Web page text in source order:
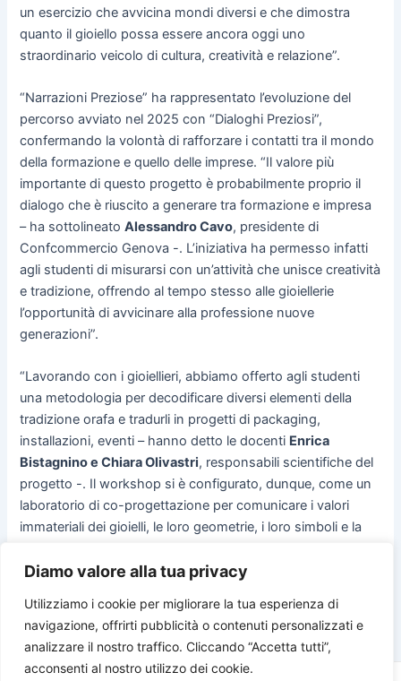
Diamo valore alla tua privacy
Utilizziamo i cookie per migliorare la tua esperienza di
navigazione, offrirti pubblicità o contenuti personalizzati e
analizzare il nostro traffico. Cliccando “Accetta tutti”,
acconsenti al nostro utilizzo dei cookie.
un esercizio che avvicina mondi diversi e che dimostra
quanto il gioiello possa essere ancora oggi uno
straordinario veicolo di cultura, creatività e relazione”.
“Narrazioni Preziose” ha rappresentato l’evoluzione del
percorso avviato nel 2025 con “Dialoghi Preziosi”,
confermando la volontà di rafforzare i contatti tra il mondo
della formazione e quello delle imprese. “Il valore più
importante di questo progetto è probabilmente proprio il
dialogo che è riuscito a generare tra formazione e impresa
– ha sottolineatoAlessandro Cavo, presidente di
Confcommercio Genova -. L’iniziativa ha permesso infatti
agli studenti di misurarsi con un’attività che unisce creatività
e tradizione, offrendo al tempo stesso alle gioiellerie
l’opportunità di avvicinare alla professione nuove
generazioni”.
“Lavorando con i gioiellieri, abbiamo offerto agli studenti
una metodologia per decodificare diversi elementi della
tradizione orafa e tradurli in progetti di packaging,
installazioni, eventi – hanno detto le docenti Enrica
Bistagnino e Chiara Olivastri, responsabili scientifiche del
progetto -. Il workshop si è configurato, dunque, come un
laboratorio di co-progettazione per comunicare i valori
immateriali dei gioielli, le loro geometrie, i loro simboli e la
ideatore del gioiello, il designer e l’utente finale”.
PRECEDENTE SUCCESSIVO